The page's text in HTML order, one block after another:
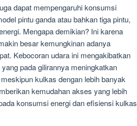
dapat mempengaruhi konsumsi
pintu ganda atau bahkan tiga pintu,
Mengapa demikian? Ini karena
besar kemungkinan adanya
Kebocoran udara ini mengakibatkan
pada gilirannya meningkatkan
kulkas dengan lebih banyak
kemudahan akses yang lebih
konsumsi energi dan efisiensi kulkas